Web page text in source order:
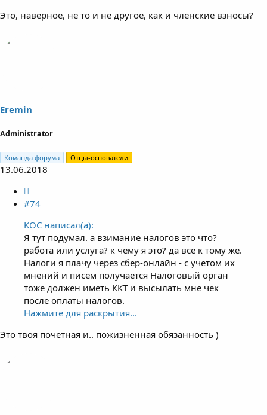
Это, наверное, не то и не другое, как и членские взносы?
Eremin
Administrator
Команда форума Отцы-основатели
13.06.2018
#74
KOC написал(а):
Я тут подумал. а взимание налогов это что?
работа или услуга? к чему я это? да все к тому же.
Налоги я плачу через сбер-онлайн - с учетом их
мнений и писем получается Налоговый орган
тоже должен иметь ККТ и высылать мне чек
после оплаты налогов.
Нажмите для раскрытия...
Это твоя почетная и.. пожизненная обязанность )